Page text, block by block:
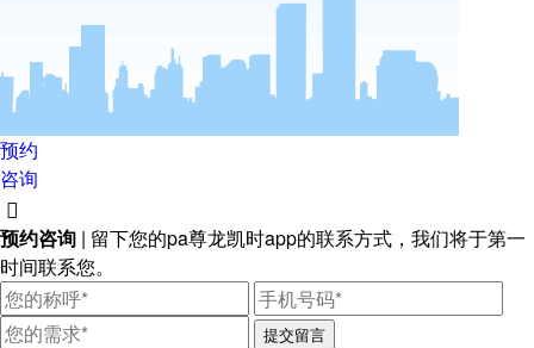
预约
咨询

预约咨询 | 留下您的pa尊龙凯时app的联系方式，我们将于第一
时间联系您。
提交留言